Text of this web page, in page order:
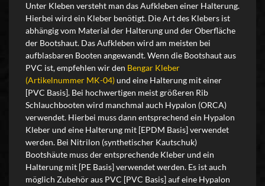
Unter Kleben versteht man das Aufkleben einer Halterung.
Hierbei wird ein Kleber benötigt. Die Art des Klebers ist
abhängig vom Material der Halterung und der Oberfläche
der Bootshaut. Das Aufkleben wird am meisten bei
aufblasbaren Booten angewandt. Wenn die Bootshaut aus
PVC ist, empfehlen wir den Bengar Kleber
(Artikelnummer MK-04)und eine Halterung mit einer
[PVC Basis]. Bei hochwertigen meist größeren Rib
Schlauchbooten wird manchmal auch Hypalon (ORCA)
verwendet. Hierbei muss dann entsprechend ein Hypalon
Kleber und eine Halterung mit [EPDM Basis] verwendet
werden. Bei Nitrilon (synthetischer Kautschuk)
Bootshäute muss der entsprechende Kleber und ein
Halterung mit [PE Basis] verwendet werden. Es ist auch
möglich Zubehör aus PVC [PVC Basis] auf eine Hypalon